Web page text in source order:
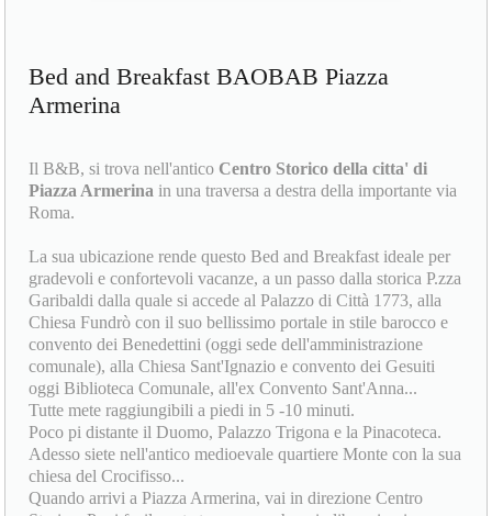
Bed and Breakfast BAOBAB Piazza
Armerina
Il B&B, si trova nell'antico Centro Storico della citta' di
Piazza Armerina in una traversa a destra della importante via
Roma.
La sua ubicazione rende questo Bed and Breakfast ideale per
gradevoli e confortevoli vacanze, a un passo dalla storica P.zza
Garibaldi dalla quale si accede al Palazzo di Città 1773, alla
Chiesa Fundrò con il suo bellissimo portale in stile barocco e
convento dei Benedettini (oggi sede dell'amministrazione
comunale), alla Chiesa Sant'Ignazio e convento dei Gesuiti
oggi Biblioteca Comunale, all'ex Convento Sant'Anna...
Tutte mete raggiungibili a piedi in 5 -10 minuti.
Poco pi distante il Duomo, Palazzo Trigona e la Pinacoteca.
Adesso siete nell'antico medioevale quartiere Monte con la sua
chiesa del Crocifisso...
Quando arrivi a Piazza Armerina, vai in direzione Centro